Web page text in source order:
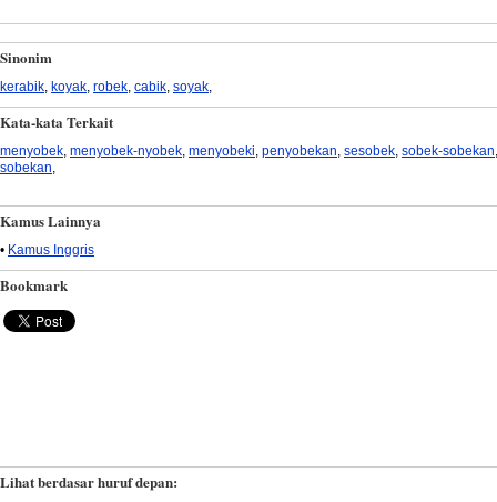
Sinonim
kerabik koyak robek cabik soyak
Kata-kata Terkait
menyobek, menyobek-nyobek, menyobeki, penyobekan, sesobek, sobek-sobekan,
sobekan,
Kamus Lainnya
• Kamus Inggris
Bookmark
Lihat berdasar huruf depan: